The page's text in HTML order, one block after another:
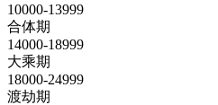
10000-13999
合体期
14000-18999
大乘期
18000-24999
渡劫期